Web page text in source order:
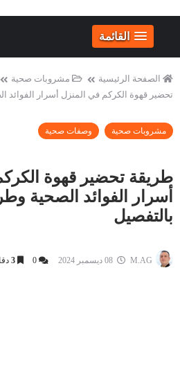
القائمة
الصفحة الرئيسية مشروبات صحية
تحضير قهوة الكركم في المنزل أسرار الفوائد
مشروبات صحية وصفات صحية
طريقة تحضير قهوة
أسرار الفوائد الصحية
بالتفصيل
M.AG
0
3